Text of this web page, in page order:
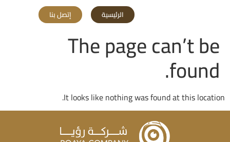
الرئيسية إتصل بنا
The page can’t be
found.
It looks like nothing was found at this location.